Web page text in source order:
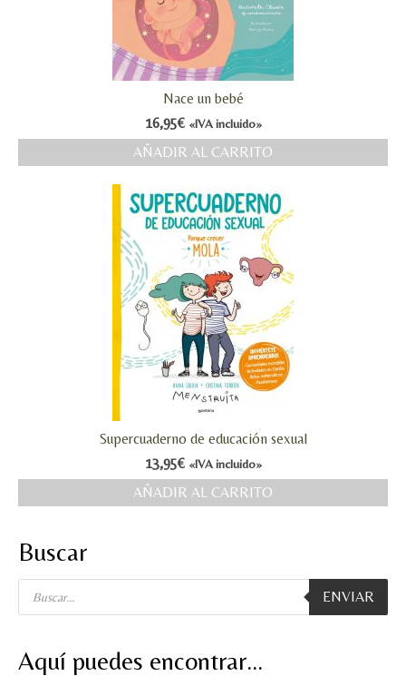
Nace un bebé
16,95€ «IVA incluido»
AÑADIR AL CARRITO
Supercuaderno de educación sexual
13,95€ «IVA incluido»
AÑADIR AL CARRITO
Buscar
Búsqueda
productos
ENVIAR
Aquí puedes encontrar…